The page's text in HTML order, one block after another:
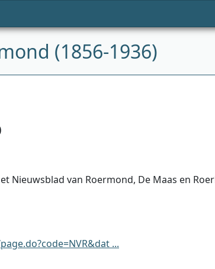
(1856-1936)
Nieuwsblad van Roermond, De Maas en
...